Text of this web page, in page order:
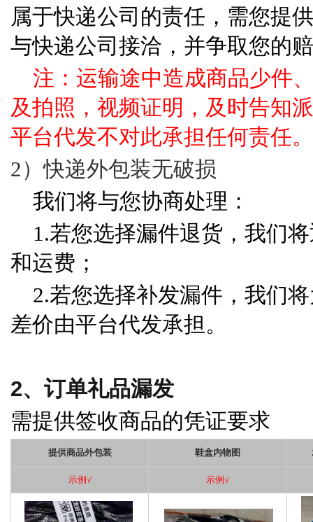
属于快递公司的责任，需您提
与快递公司接洽，并争取您的
注：运输途中造成商品少件
及拍照，视频证明，及时告知
平台代发不对此承担任何责任。
2）快递外包装无破损
我们将与您协商处理：
1.若您选择漏件退货，我们
和运费；
2.若您选择补发漏件，我们
差价由平台代发承担。
2、订单礼品漏发
需提供签收商品的凭证要求
提供商品外包装 鞋盒内物图
示例 √ 示例 √